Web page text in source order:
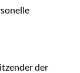
der